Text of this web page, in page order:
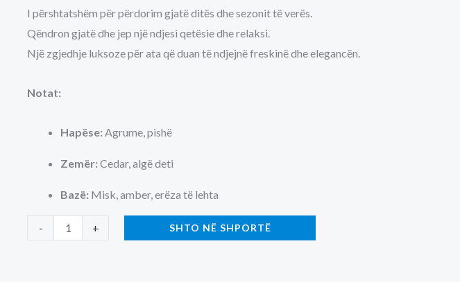
I përshtatshëm për përdorim gjatë ditës dhe sezonit të verës.
Qëndron gjatë dhe jep një ndjesi qetësie dhe relaksi.
Një zgjedhje luksoze për ata që duan të ndjejnë freskinë dhe elegancën.
Notat:
Hapëse: Agrume, pishë
Zemër: Cedar, algë deti
Bazë: Misk, amber, erëza të lehta
- + SHTO NË SHPORTË